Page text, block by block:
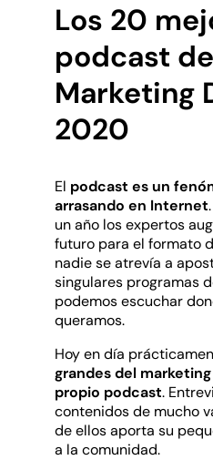
Los 20
podcast de
Marketing
2020
El podcast es un
arrasando en Internet
un año los expertos
futuro para el formato
nadie se atrevía a
singulares programas
podemos escuchar
queramos.
Hoy en día
grandes del
propio podcast.
contenidos de mucho
de ellos aporta su
a la comunidad.